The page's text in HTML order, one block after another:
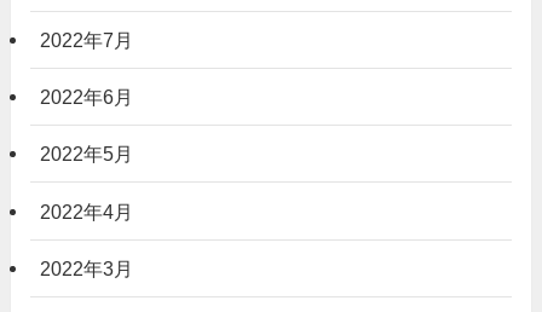
2022年7月
2022年6月
2022年5月
2022年4月
2022年3月